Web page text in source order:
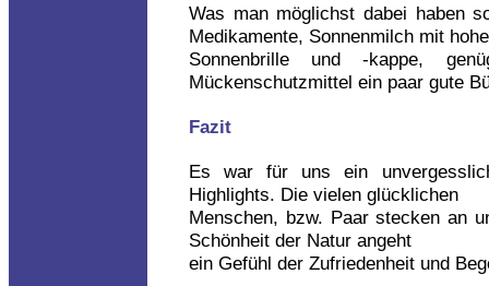
Was man möglichst dabei haben
Medikamente, Sonnenmilch mit
Sonnenbrille und -kappe,
Mückenschutzmittel ein paar gute
Fazit
Es war für uns ein
Highlights. Die vielen glücklichen
Menschen, bzw. Paar stecken an
Schönheit der Natur angeht
ein Gefühl der Zufriedenheit und